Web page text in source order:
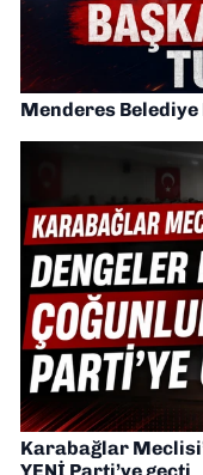
Menderes Belediye
Karabağlar